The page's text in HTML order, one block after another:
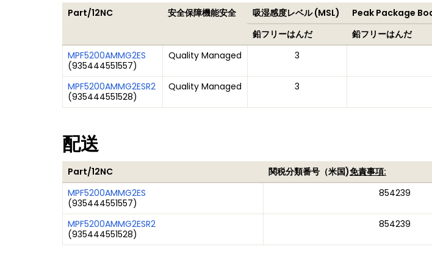
Part/12NC 安全保障機能安全 吸湿感度レベル (MSL) Peak Package
鉛フリーはんだ
鉛フリーはんだ
MPF5200AMMG2ES
(935444551557)
Quality Managed 3
MPF5200AMMG2ESR2
(935444551528)
Quality Managed 3
配送
Part/12NC 関税分類番号（米国)免責事項:
MPF5200AMMG2ES
(935444551557)
854239
MPF5200AMMG2ESR2
(935444551528)
854239